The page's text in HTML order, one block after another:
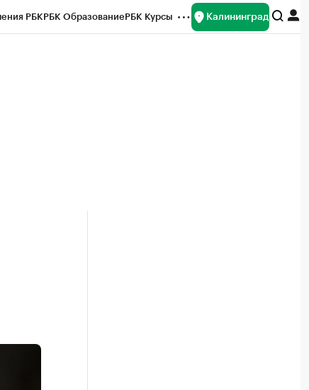
РБКРБК ОбразованиеРБК Курсы Калининград